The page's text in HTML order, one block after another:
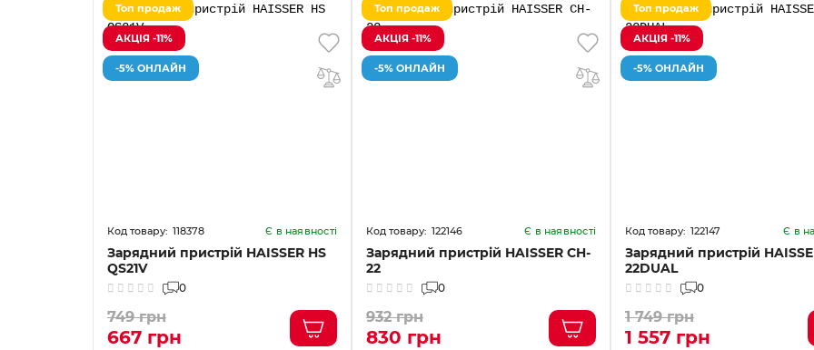
Топ продаж
АКЦІЯ -11%
-5% ОНЛАЙН
118378 Є в наявності
Зарядний пристрій HAISSER HS
QS21V
0
749 грн
667 грн
Топ продаж
АКЦІЯ -11%
-5% ОНЛАЙН
122146 Є в наявності
Зарядний пристрій HAISSER CH-
22
0
932 грн
830 грн
Топ продаж
АКЦІЯ -11%
-5% ОНЛАЙН
122147 Є в
Зарядний пристрій
22DUAL
0
1 749 грн
1 557 грн